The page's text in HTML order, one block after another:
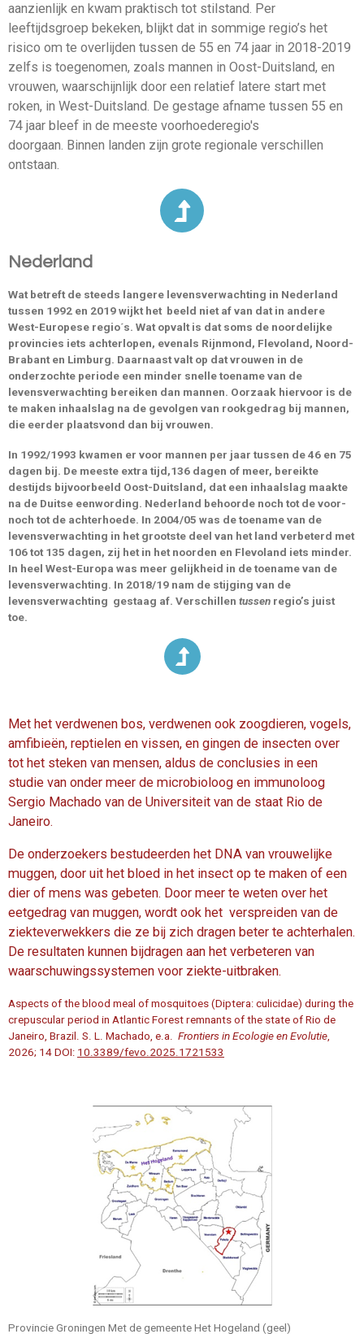
aanzienlijk en kwam praktisch tot stilstand. Per
leeftijdsgroep bekeken, blijkt dat in sommige regio’s het
risico om te overlijden tussen de 55 en 74 jaar in 2018-2019
zelfs is toegenomen, zoals mannen in Oost-Duitsland, en
vrouwen, waarschijnlijk door een relatief latere start met
roken, in West-Duitsland. De gestage afname tussen 55 en
74 jaar bleef in de meeste voorhoederegio's
doorgaan. Binnen landen zijn grote regionale verschillen
ontstaan.
Nederland
Wat betreft de steeds langere levensverwachting in Nederland
tussen 1992 en 2019 wijkt het beeld niet af van dat in andere
West-Europese regio´s. Wat opvalt is dat soms de noordelijke
provincies iets achterlopen, evenals Rijnmond, Flevoland, Noord-
Brabant en Limburg. Daarnaast valt op dat vrouwen in de
onderzochte periode een minder snelle toename van de
levensverwachting bereiken dan mannen. Oorzaak hiervoor is de
te maken inhaalslag na de gevolgen van rookgedrag bij mannen,
die eerder plaatsvond dan bij vrouwen.
In 1992/1993 kwamen er voor mannen per jaar tussen de 46 en 75
dagen bij. De meeste extra tijd,136 dagen of meer, bereikte
destijds bijvoorbeeld Oost-Duitsland, dat een inhaalslag maakte
na de Duitse eenwording. Nederland behoorde noch tot de voor-
noch tot de achterhoede. In 2004/05 was de toename van de
levensverwachting in het grootste deel van het land verbeterd met
106 tot 135 dagen, zij het in het noorden en Flevoland iets minder.
In heel West-Europa was meer gelijkheid in de toename van de
levensverwachting. In 2018/19 nam de stijging van de
levensverwachting gestaag af. Verschillen tussen regio’s juist
toe.
Met het verdwenen bos, verdwenen ook zoogdieren, vogels,
amfibieën, reptielen en vissen, en gingen de insecten over
tot het steken van mensen, aldus de conclusies in een
studie van onder meer de microbioloog en immunoloog
Sergio Machado van de Universiteit van de staat Rio de
Janeiro.
De onderzoekers bestudeerden het DNA van vrouwelijke
muggen, door uit het bloed in het insect op te maken of een
dier of mens was gebeten. Door meer te weten over het
eetgedrag van muggen, wordt ook het verspreiden van de
ziekteverwekkers die ze bij zich dragen beter te achterhalen.
De resultaten kunnen bijdragen aan het verbeteren van
waarschuwingssystemen voor ziekte-uitbraken.
Aspects of the blood meal of mosquitoes (Diptera: culicidae) during the
crepuscular period in Atlantic Forest remnants of the state of Rio de
Janeiro, Brazil. S. L. Machado, e.a. Frontiers in Ecologie en Evolutie
2026; 14 DOI: 10.3389/fevo.2025.1721533
Provincie Groningen Met de gemeente Het Hogeland (geel)